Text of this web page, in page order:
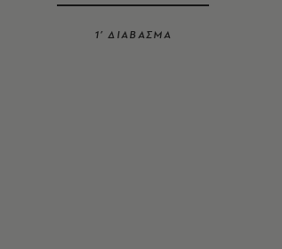
1’ ΔΙΑΒΑΣΜΑ